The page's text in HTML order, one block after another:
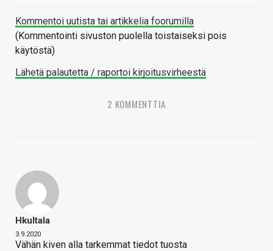
Kommentoi uutista tai artikkelia foorumilla
(Kommentointi sivuston puolella toistaiseksi pois
käytöstä)
Lähetä palautetta / raportoi kirjoitusvirheestä
2 KOMMENTTIA
Hkultala
3.9.2020
Vähän kiven alla tarkemmat tiedot tuosta